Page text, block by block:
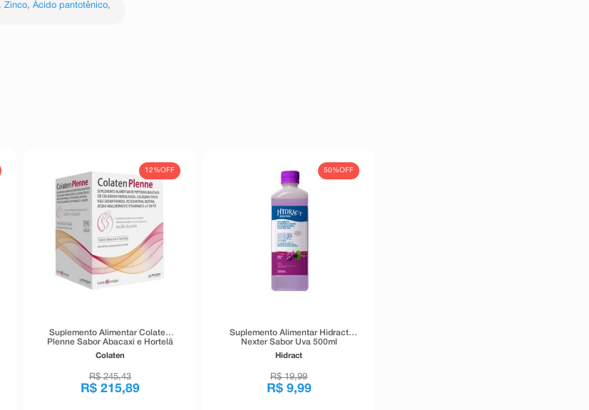
,Zinco,Ácido pantotênico,
12%OFF
Suplemento Alimentar Colaten
Plenne Sabor Abacaxi e Hortelã
30 Envelopes
Colaten
R$ 245,43
R$ 215,89
50%OFF
Suplemento Alimentar Hidract
Nexter Sabor Uva 500ml
Hidract
R$ 19,99
R$ 9,99